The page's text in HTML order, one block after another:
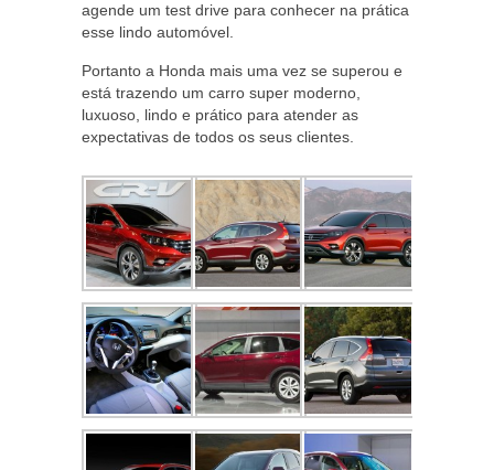
agende um test drive para conhecer na prática
esse lindo automóvel.
Portanto a Honda mais uma vez se superou e
está trazendo um carro super moderno,
luxuoso, lindo e prático para atender as
expectativas de todos os seus clientes.